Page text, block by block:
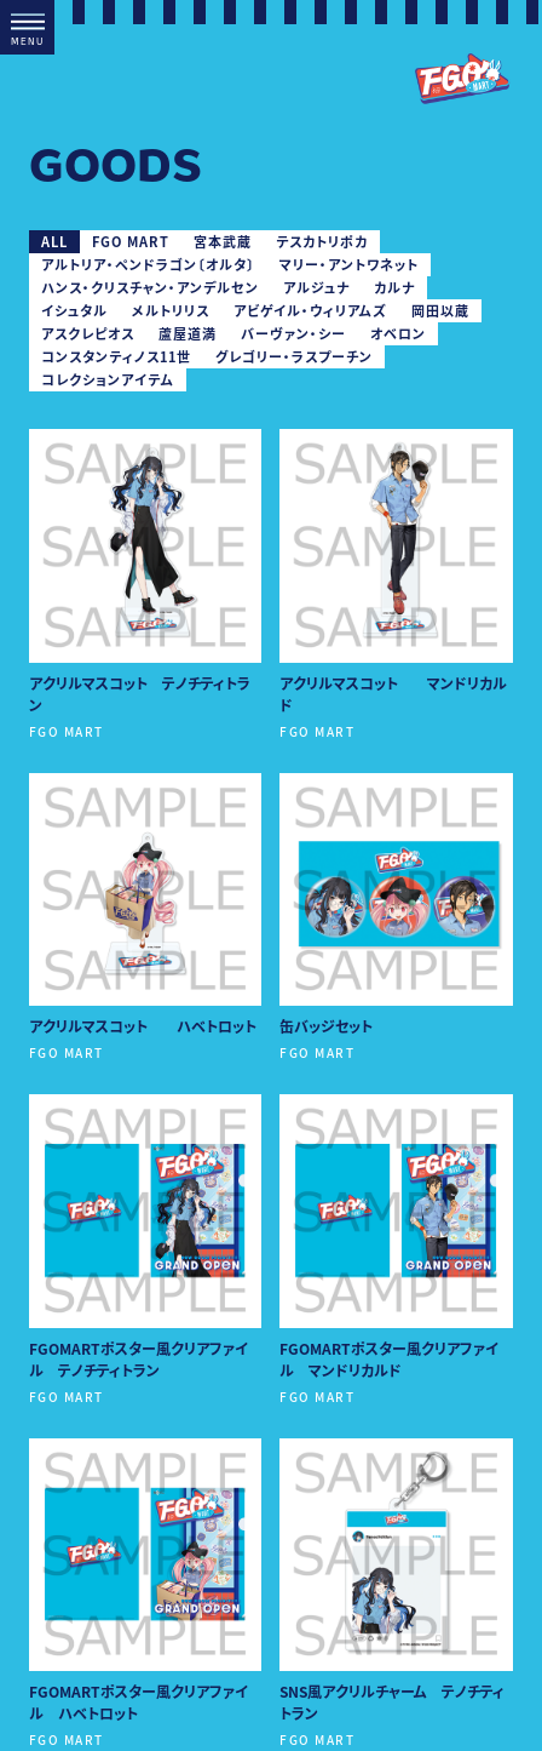
M E N U
GOODS
ALL FGO MART 宮本武蔵
テスカトリポカ
アルトリア・ペンドラゴン〔オルタ〕
マリー・アントワネット
ハンス・クリスチャン・アンデルセン
アルジュナ
カルナ
イシュタル
メルトリリス アビゲイル・ウィリアムズ
岡田以蔵
アスクレピオス
蘆屋道満 バーヴァン・シー
オベロン
コンスタンティノス11世
グレゴリー・ラスプーチン
コレクションアイテム
アクリルマスコット テノチティトラ
ン
FGO MART
アクリルマスコット マンドリカル
ド
FGO MART
アクリルマスコット ハベトロット
FGO MART
缶バッジセット
FGO MART
FGOMARTポスター風クリアファイ
ル テノチティトラン
FGO MART
FGOMARTポスター風クリアファイ
ル マンドリカルド
FGO MART
FGOMARTポスター風クリアファイ
ル ハベトロット
FGO MART
SNS風アクリルチャーム テノチティ
トラン
FGO MART
チケット価格
グッズ付きチケット 1,000円
・描き下ろしイラスト クリアカード（ランダム全５種）
・チケット風カード
・宮本武蔵・テスカトリポカショップロゴ ステッカーセット
入場チケット 700円
購入方法
ローソンチケット（Ｌコード34231）
インターネット予約：
チケットを購入する
一般発売
販売期間：
3月24日(日)16：00～5月6日(祝・月)16：30
※一般発売はインターネット予約及びローソン、ミニストップLoppi
での販売となります。
※グッズ付きチケットのグッズセットは以下を予定しております。
「描き下ろしイラスト クリアカード（ランダム全５種）」
「チケット風カード」
「宮本武蔵・テスカトリポカショップロゴ ステッカーセット」
※グッズ付きチケットは数量限定。無くなり次第終了とさせていただ
※グッズセットはグッズ単体での販売予定はございません。
※グッズセットのお引き換えは、「引換券」と交換で会期中、展覧会場
のみとなります。
※引換券滅失の場合はグッズの引換はいたしかねます。
※グッズ付きチケットをお持ちの方にのみグッズをお渡しいたします。
チケットをお持ちでない未就学児や「各種松屋カード（ポイントカ
ードを除く）または障がい者手帳」でご入場された方および介助者
へのグッズのお渡しはありません。
※グッズ付きチケットのグッズは、ご購入されたチケットの枚数分を
会場にてお渡しいたします。
先行抽選（受付終了）
販売売期：3月9日(土)12：00～3月17日(日)23：59
当選発表：3月20日(水)15：00～